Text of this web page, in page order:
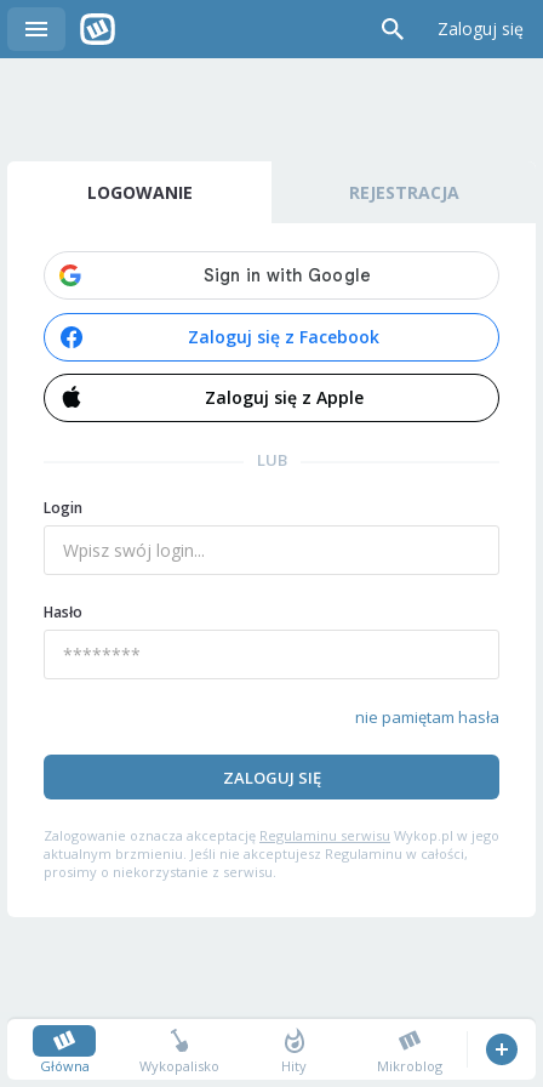
Zaloguj się
LOGOWANIE REJESTRACJA
Zaloguj się z Facebook
Zaloguj się z Apple
LUB
Login
Hasło
nie pamiętam hasła
ZALOGUJ SIĘ
Zalogowanie oznacza akceptację Regulaminu serwisu Wykop.pl w jego
aktualnym brzmieniu. Jeśli nie akceptujesz Regulaminu w całości,
prosimy o niekorzystanie z serwisu.
Główna Wykopalisko Hity Mikroblog